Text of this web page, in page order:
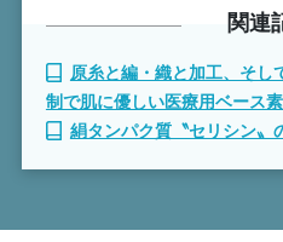
関連
原糸と編・織と加工、そし
制で肌に優しい医療用ベース
絹タンパク質〝セリシン〟